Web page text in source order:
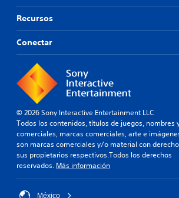
Recursos
Conectar
© 2026 Sony Interactive Entertainment LLC
Todos los contenidos, títulos de juegos, nombres
comerciales, marcas comerciales, arte e
son marcas comerciales y/o material con
sus propietarios respectivos.Todos los derechos
reservados. Más información
México